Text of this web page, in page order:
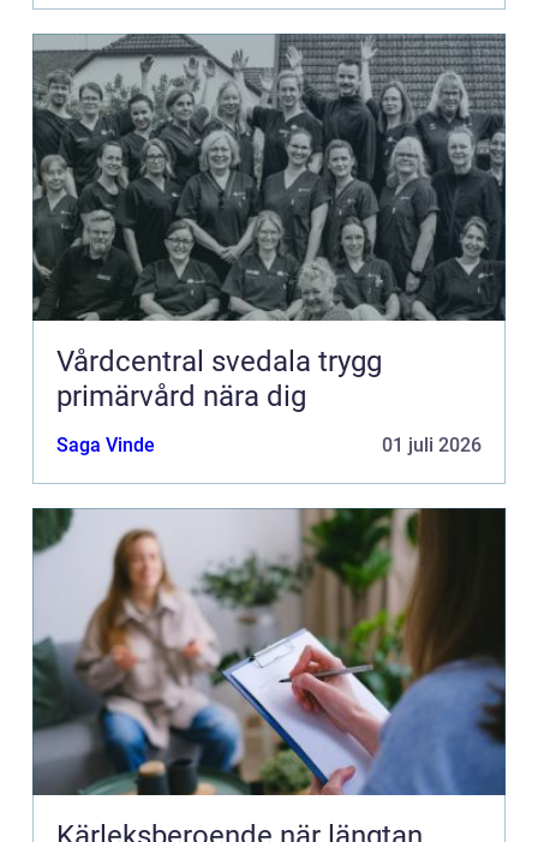
Vårdcentral svedala trygg
primärvård nära dig
Saga Vinde 01 juli 2026